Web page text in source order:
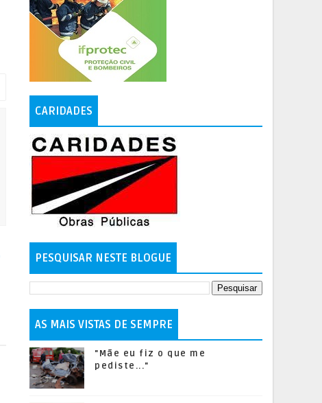
CARIDADES
PESQUISAR NESTE BLOGUE
AS MAIS VISTAS DE SEMPRE
"Mãe eu fiz o que me
pediste..."